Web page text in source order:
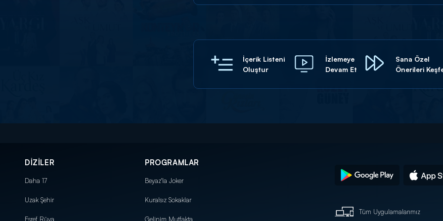
İçerik Listeni
Oluştur
İzlemeye
Devam Et
Sana Özel
Önerileri
DİZİLER
Daha 17
Uzak Şehir
Eşref Rüya
PROGRAMLAR
Beyaz'la Joker
Kuralsız Sokaklar
Gelinim Mutfakta
Tüm Uygulamalarımız